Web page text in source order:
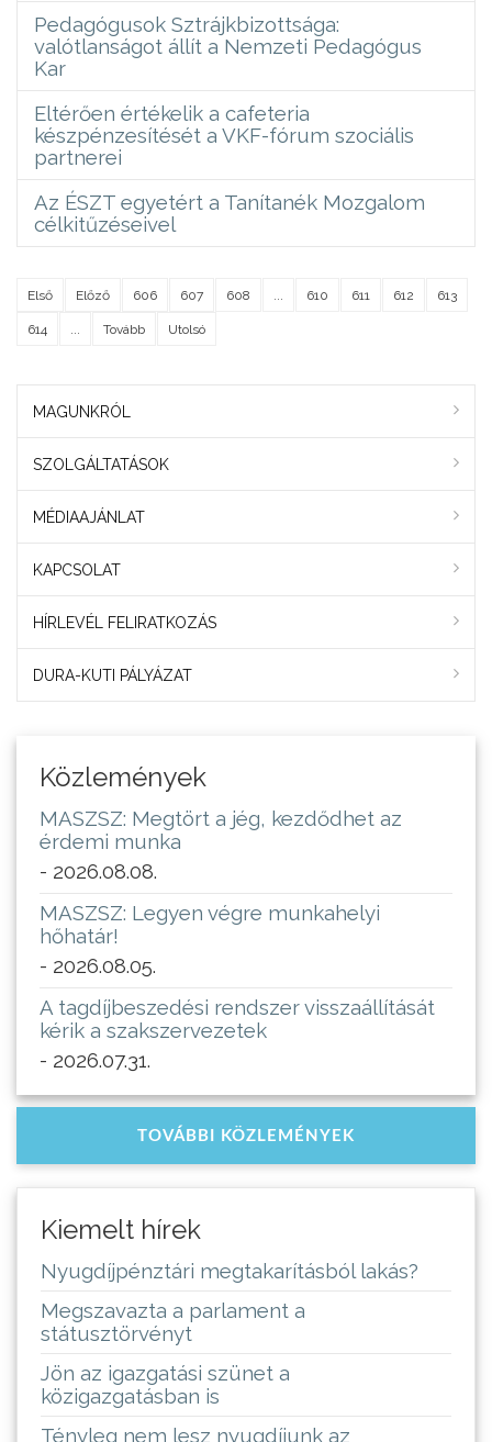
Pedagógusok Sztrájkbizottsága:
valótlanságot állít a Nemzeti Pedagógus
Kar
Eltérően értékelik a cafeteria
készpénzesítését a VKF-fórum szociális
partnerei
Az ÉSZT egyetért a Tanítanék Mozgalom
célkitűzéseivel
Első Előző 606 607 608 610 611 612 613
614 Tovább Utolsó
MAGUNKRÓL
SZOLGÁLTATÁSOK
MÉDIAAJÁNLAT
KAPCSOLAT
HÍRLEVÉL FELIRATKOZÁS
DURA-KUTI PÁLYÁZAT
Közlemények
MASZSZ: Megtört a jég, kezdődhet az
érdemi munka
- 2026.08.08.
MASZSZ: Legyen végre munkahelyi
hőhatár!
- 2026.08.05.
A tagdíjbeszedési rendszer visszaállítását
kérik a szakszervezetek
- 2026.07.31.
TOVÁBBI KÖZLEMÉNYEK
Kiemelt hírek
Nyugdíjpénztári megtakarításból lakás?
Megszavazta a parlament a
státusztörvényt
Jön az igazgatási szünet a
közigazgatásban is
Tényleg nem lesz nyugdíjunk az